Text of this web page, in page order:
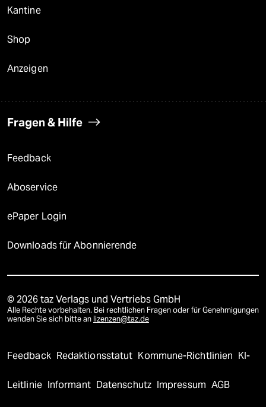
Kantine
Shop
Anzeigen
Fragen & Hilfe
Feedback
Aboservice
ePaper Login
Downloads für Abonnierende
© 2026 taz Verlags und Vertriebs GmbH
Alle Rechte vorbehalten. Bei rechtlichen Fragen oder für Genehmigungen
wenden Sie sich bitte an lizenzen@taz.de
Feedback Redaktionsstatut Kommune-Richtlinien KI-
Leitlinie Informant Datenschutz Impressum AGB